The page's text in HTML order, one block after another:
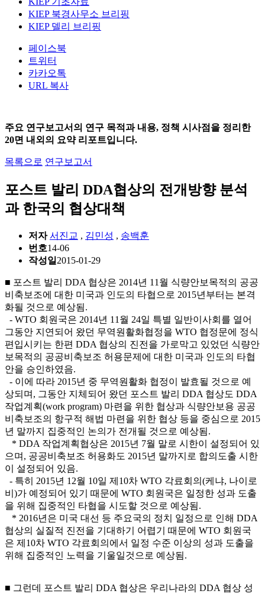
KIEP 북경사무소 브리핑
KIEP 델리 브리핑
페이스북
트위터
카카오톡
URL 복사
주요 연구보고서의 연구 목적과 내용, 정책 시사점을 정리한
20면 내외의 요약 리포트입니다.
목록으로 연구보고서
포스트 발리 DDA협상의 전개방향 분석
과 한국의 협상대책
저자 서진교 , 김민성 , 송백훈
번호14-06
작성일 2015-01-29
■ 포스트 발리 DDA 협상은 2014년 11월 식량안보목적의 공공
비축보조에 대한 미국과 인도의 타협으로 2015년부터는 본격
화될 것으로 예상됨.
- WTO 회원국은 2014년 11월 24일 특별 일반이사회를 열어
그동안 지연되어 왔던 무역원활화협정을 WTO 협정문에 정식
편입시키는 한편 DDA 협상의 진전을 가로막고 있었던 식량안
보목적의 공공비축보조 허용문제에 대한 미국과 인도의 타협
안을 승인하였음.
- 이에 따라 2015년 중 무역원활화 협정이 발효될 것으로 예
상되며, 그동안 지체되어 왔던 포스트 발리 DDA 협상도 DDA
작업계획(work program) 마련을 위한 협상과 식량안보용 공공
비축보조의 항구적 해법 마련을 위한 협상 등을 중심으로 2015
년 말까지 집중적인 논의가 전개될 것으로 예상됨.
* DDA 작업계획협상은 2015년 7월 말로 시한이 설정되어 있
으며, 공공비축보조 허용화도 2015년 말까지로 합의도출 시한
이 설정되어 있음.
- 특히 2015년 12월 10일 제10차 WTO 각료회의(케냐, 나이로
비)가 예정되어 있기 때문에 WTO 회원국은 일정한 성과 도출
을 위해 집중적인 타협을 시도할 것으로 예상됨.
* 2016년은 미국 대선 등 주요국의 정치 일정으로 인해 DDA
협상의 실질적 진전을 기대하기 어렵기 때문에 WTO 회원국
은 제10차 WTO 각료회의에서 일정 수준 이상의 성과 도출을
위해 집중적인 노력을 기울일것으로 예상됨.
■ 그런데 포스트 발리 DDA 협상은 우리나라의 DDA 협상 성